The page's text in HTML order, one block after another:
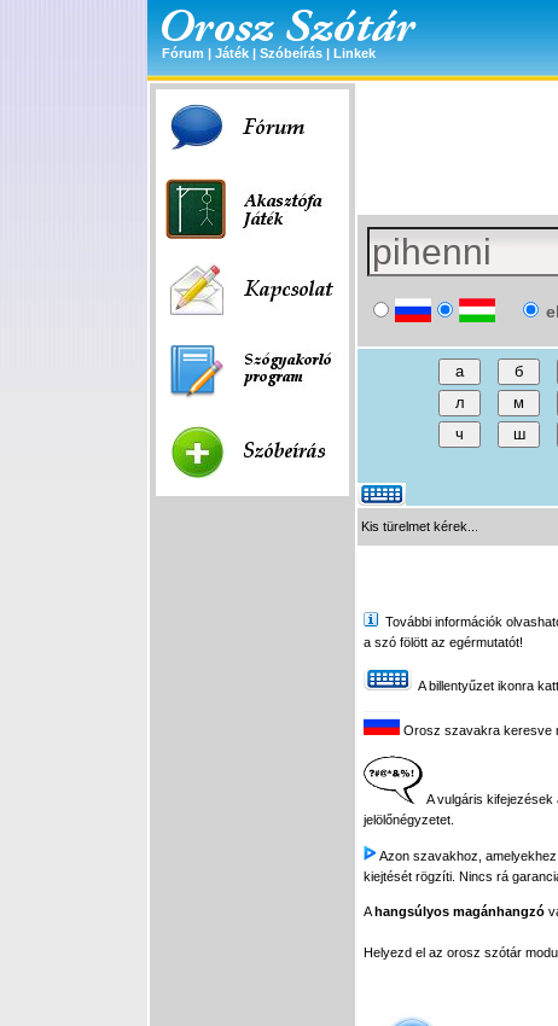
Fórum | Játék | Szóbeírás | Linkek
Kis türelmet kérek...
További információk
a szó fölött az egérmutatót!
A billentyűzet ikonra
Orosz szavakra keresve
A vulgáris
jelölőnégyzetet.
Azon szavakhoz,
kiejtését rögzíti. Nincs rá
Ahangsúlyos magánhangzó
Helyezd el az orosz szótár